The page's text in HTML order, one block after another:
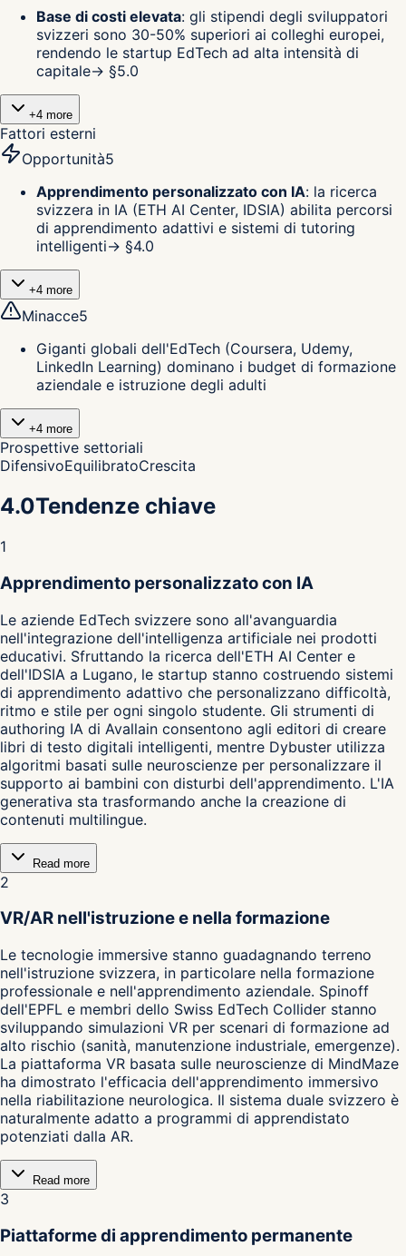
Base di costi elevata: gli stipendi degli sviluppatori
svizzeri sono 30-50% superiori ai colleghi europei,
rendendo le startup EdTech ad alta intensità di
capitale→ §5.0
+4 more
Fattori esterni
Opportunità5
Apprendimento personalizzato con IA: la ricerca
svizzera in IA (ETH AI Center, IDSIA) abilita percorsi
di apprendimento adattivi e sistemi di tutoring
intelligenti→ §4.0
+4 more
Minacce5
Giganti globali dell'EdTech (Coursera, Udemy,
LinkedIn Learning) dominano i budget di formazione
aziendale e istruzione degli adulti
+4 more
Prospettive settoriali
DifensivoEquilibratoCrescita
4.0Tendenze chiave
1
Apprendimento personalizzato con IA
Le aziende EdTech svizzere sono all'avanguardia
nell'integrazione dell'intelligenza artificiale nei prodotti
educativi. Sfruttando la ricerca dell'ETH AI Center e
dell'IDSIA a Lugano, le startup stanno costruendo sistemi
di apprendimento adattivo che personalizzano difficoltà,
ritmo e stile per ogni singolo studente. Gli strumenti di
authoring IA di Avallain consentono agli editori di creare
libri di testo digitali intelligenti, mentre Dybuster utilizza
algoritmi basati sulle neuroscienze per personalizzare il
supporto ai bambini con disturbi dell'apprendimento. L'IA
generativa sta trasformando anche la creazione di
contenuti multilingue.
Read more
2
VR/AR nell'istruzione e nella formazione
Le tecnologie immersive stanno guadagnando terreno
nell'istruzione svizzera, in particolare nella formazione
professionale e nell'apprendimento aziendale. Spinoff
dell'EPFL e membri dello Swiss EdTech Collider stanno
sviluppando simulazioni VR per scenari di formazione ad
alto rischio (sanità, manutenzione industriale, emergenze).
La piattaforma VR basata sulle neuroscienze di MindMaze
ha dimostrato l'efficacia dell'apprendimento immersivo
nella riabilitazione neurologica. Il sistema duale svizzero è
naturalmente adatto a programmi di apprendistato
potenziati dalla AR.
Read more
3
Piattaforme di apprendimento permanente